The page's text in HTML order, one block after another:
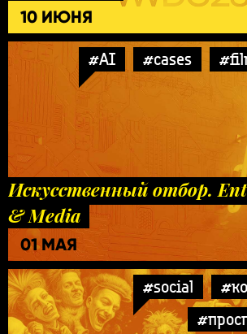
10 ИЮНЯ
#AI #cases
Искусственный отбор.
& Media
01 МАЯ
#social